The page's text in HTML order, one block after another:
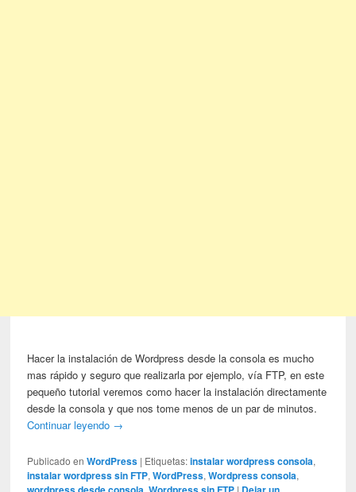
Hacer la instalación de Wordpress desde la consola es mucho
mas rápido y seguro que realizarla por ejemplo, vía FTP, en este
pequeño tutorial veremos como hacer la instalación directamente
desde la consola y que nos tome menos de un par de minutos.
Continuar leyendo →
Publicado en WordPress | Etiquetas: instalar wordpress consola,
instalar wordpress sin FTP,WordPress,Wordpress consola,